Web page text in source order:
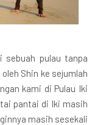
sebuah pulau tanpa
Shin ke sejumlah
kami di Pulau Iki
pantai di Iki masih
masih sesekali